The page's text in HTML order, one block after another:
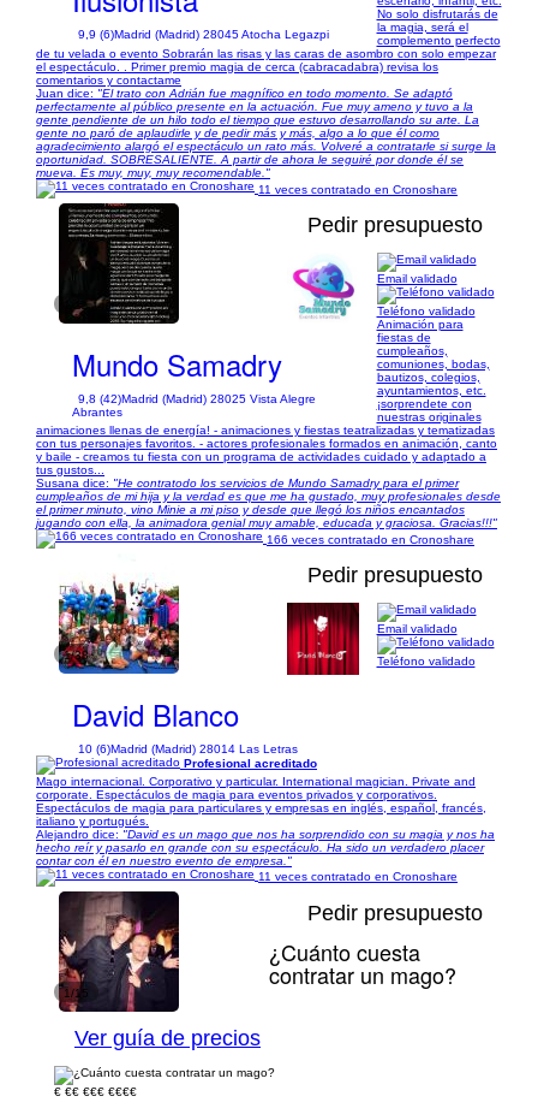
9,9 (6)Madrid (Madrid) 28045 Atocha Legazpi
No solo disfrutarás de
la magia, será el
complemento perfecto
de tu velada o evento Sobrarán las risas y las caras de asombro con solo empezar
el espectáculo. . Primer premio magia de cerca (cabracadabra) revisa los
comentarios y contactame
Juan dice: "El trato con Adrián fue magnífico en todo momento. Se adaptó
perfectamente al público presente en la actuación. Fue muy ameno y tuvo a la
gente pendiente de un hilo todo el tiempo que estuvo desarrollando su arte. La
gente no paró de aplaudirle y de pedir más y más, algo a lo que él como
agradecimiento alargó el espectáculo un rato más. Volveré a contratarle si surge la
oportunidad. SOBRESALIENTE. A partir de ahora le seguiré por donde él se
mueva. Es muy, muy, muy recomendable."
11 veces contratado en Cronoshare
1/11
Pedir presupuesto
Mundo Samadry
9,8 (42)Madrid (Madrid) 28025 Vista Alegre
Abrantes
Email validado
Teléfono validado
Animación para
fiestas de
cumpleaños,
comuniones, bodas,
bautizos, colegios,
ayuntamientos, etc.
¡sorprendete con
nuestras originales
animaciones llenas de energía! - animaciones y fiestas teatralizadas y tematizadas
con tus personajes favoritos. - actores profesionales formados en animación, canto
y baile - creamos tu fiesta con un programa de actividades cuidado y adaptado a
tus gustos...
Susana dice: "He contratodo los servicios de Mundo Samadry para el primer
cumpleaños de mi hija y la verdad es que me ha gustado, muy profesionales desde
el primer minuto, vino Minie a mi piso y desde que llegó los niños encantados
jugando con ella, la animadora genial muy amable, educada y graciosa. Gracias!!!"
166 veces contratado en Cronoshare
1/38
Pedir presupuesto
David Blanco
10 (6)Madrid (Madrid) 28014 Las Letras
Email validado
Teléfono validado
Profesional acreditado
Mago internacional. Corporativo y particular. International magician. Private and
corporate. Espectáculos de magia para eventos privados y corporativos.
Espectáculos de magia para particulares y empresas en inglés, español, francés,
italiano y portugués.
Alejandro dice: "David es un mago que nos ha sorprendido con su magia y nos ha
hecho reír y pasarlo en grande con su espectáculo. Ha sido un verdadero placer
contar con él en nuestro evento de empresa."
11 veces contratado en Cronoshare
1/15
Pedir presupuesto
¿Cuánto cuesta
contratar un mago?
Ver guía de precios
€ €€ €€€ €€€€